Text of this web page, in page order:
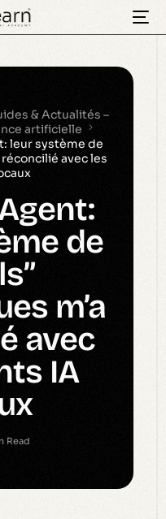
& Actualités –
artificielle
leur système de
réconcilié avec les
de
m’a
avec
IA
Read